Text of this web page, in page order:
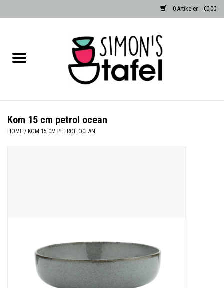
0 Artikelen - €0,00
Albast waxinehouders van Zenza
Cadeaubonnen
Kom 15 cm petrol ocean
HOME / KOM 15 CM PETROL OCEAN